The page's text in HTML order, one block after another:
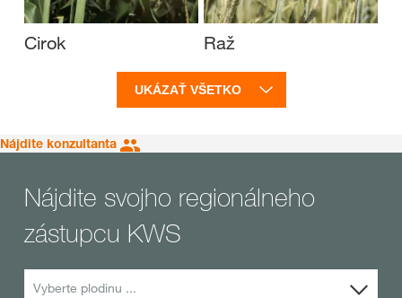
Cirok Raž
UKÁZAŤ VŠETKO
Nájdite konzultanta
Nájdite svojho regionálneho
zástupcu KWS
Vyberte plodinu ...